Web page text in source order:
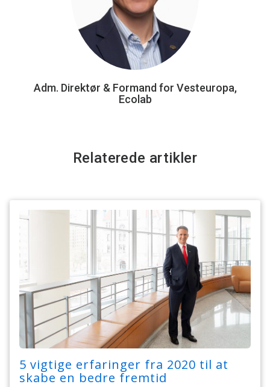
Adm. Direktør & Formand for Vesteuropa,
Ecolab
Relaterede artikler
5 vigtige erfaringer fra 2020 til at
skabe en bedre fremtid